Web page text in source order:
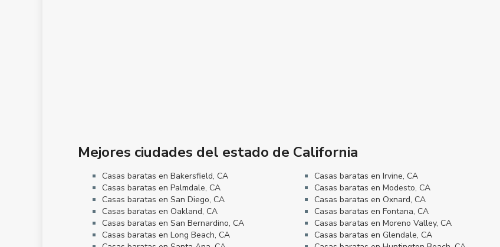
Mejores ciudades del estado de California
Casas baratas en Bakersfield, CA
Casas baratas en Palmdale, CA
Casas baratas en San Diego, CA
Casas baratas en Oakland, CA
Casas baratas en San Bernardino, CA
Casas baratas en Long Beach, CA
Casas baratas en Irvine, CA
Casas baratas en Modesto, CA
Casas baratas en Oxnard, CA
Casas baratas en Fontana, CA
Casas baratas en Moreno Valley, CA
Casas baratas en Glendale, CA